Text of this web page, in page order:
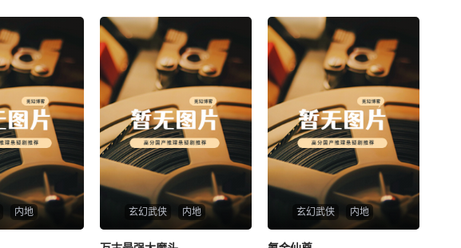
内地 玄幻武侠 内地 玄幻武侠 内地